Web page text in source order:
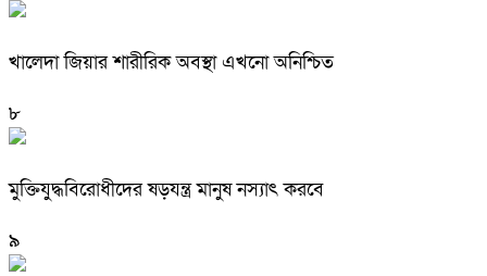
খালেদা জিয়ার শারীরিক অবস্থা এখনো অনিশ্চিত
৮
মুক্তিযুদ্ধবিরোধীদের ষড়যন্ত্র মানুষ নস্যাৎ করবে
৯